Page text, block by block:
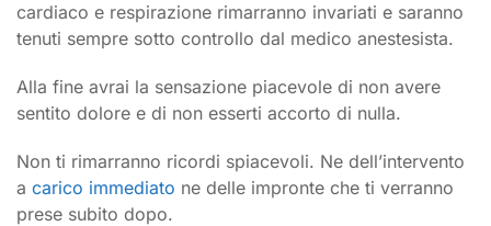
cardiaco e respirazione rimarranno invariati e saranno
tenuti sempre sotto controllo dal medico anestesista.
Alla fine avrai la sensazione piacevole di non avere
sentito dolore e di non esserti accorto di nulla.
Non ti rimarranno ricordi spiacevoli. Ne dell’intervento
a carico immediato ne delle impronte che ti verranno
prese subito dopo.